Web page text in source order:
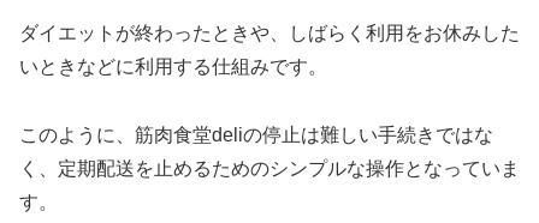
ダイエットが終わったときや、しばらく利用をお休みした
いときなどに利用する仕組みです。
このように、筋肉食堂deliの停止は難しい手続きではな
く、定期配送を止めるためのシンプルな操作となっていま
す。